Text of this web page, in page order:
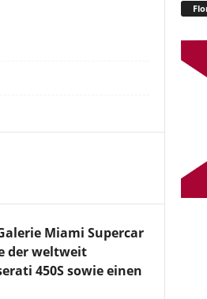
Miami Supercar
der weltweit
450S sowie einen